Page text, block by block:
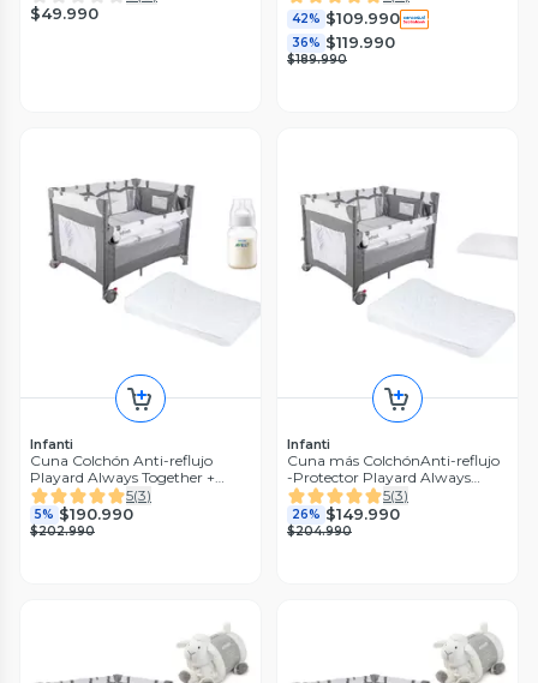
$49.990 42% $109.990
36% $119.990
$189.990
Infanti
Cuna Colchón Anti-reflujo
Playard Always Together +
Biberón
5(3)
5% $190.990
$202.990
Infanti
Cuna más ColchónAnti-reflujo
-Protector Playard Always
Together Marengo
5(3)
26% $149.990
$204.990